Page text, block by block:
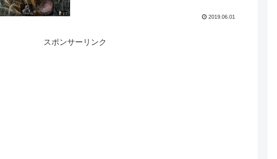
2019.06.01
スポンサーリンク